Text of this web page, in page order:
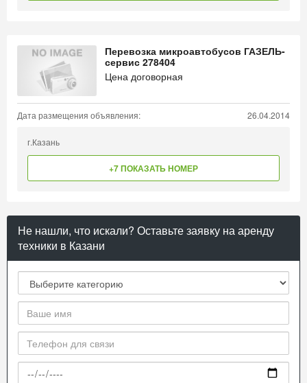
Перевозка микроавтобусов ГАЗЕЛЬ-
сервис 278404
Цена договорная
Дата размещения объявления: 26.04.2014
г.Казань
+7 ПОКАЗАТЬ НОМЕР
Не нашли, что искали? Оставьте заявку на аренду
техники в Казани